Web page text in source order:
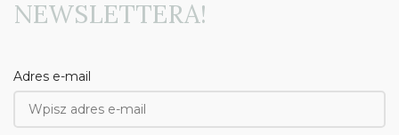
NEWSLETTERA!
Adres e-mail